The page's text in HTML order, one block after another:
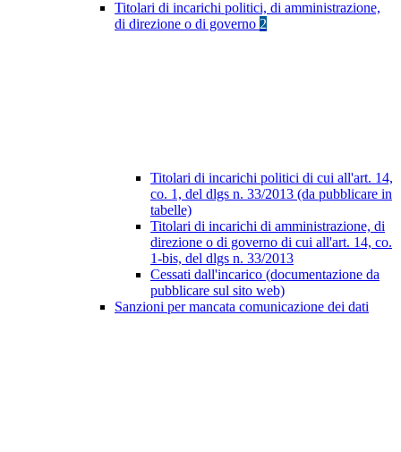
Titolari di incarichi politici, di amministrazione,
di direzione o di governo 2
Titolari di incarichi politici di cui all'art. 14,
co. 1, del dlgs n. 33/2013 (da pubblicare in
tabelle)
Titolari di incarichi di amministrazione, di
direzione o di governo di cui all'art. 14, co.
1-bis, del dlgs n. 33/2013
Cessati dall'incarico (documentazione da
pubblicare sul sito web)
Sanzioni per mancata comunicazione dei dati